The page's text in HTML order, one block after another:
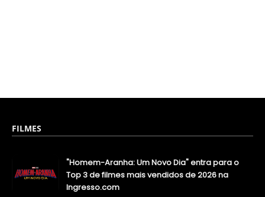
FILMES
"Homem-Aranha: Um Novo Dia" entra para o
Top 3 de filmes mais vendidos de 2026 na
Ingresso.com